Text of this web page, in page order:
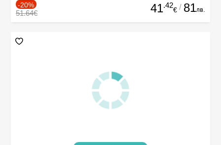
-20%
51.64€ 41.42
€ / 81лв.